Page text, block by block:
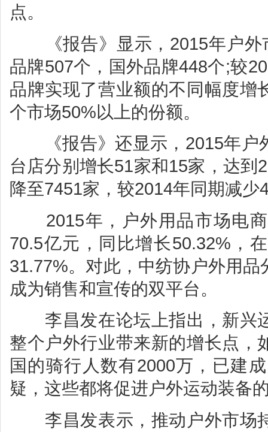
点。
《报告》显示，2015年户外
品牌507个，国外品牌448个;较
品牌实现了营业额的不同幅度增
个市场50%以上的份额。
《报告》还显示，2015年户
台店分别增长51家和15家，达到
降至7451家，较2014年同期减少
2015年，户外用品市场电商
70.5亿元，同比增长50.32%，
31.77%。对此，中纺协户外用
成为销售和宣传的双平台。
李昌发在论坛上指出，新兴
整个户外行业带来新的增长点，
国的骑行人数有2000万，已建
疑，这些都将促进户外运动装备
李昌发表示，推动户外市场